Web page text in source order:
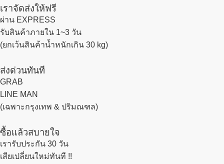
เราจัดส่งให้ฟรี
ผ่าน EXPRESS
รับสินค้าภายใน 1~3 วัน
(ยกเว้นสินค้าน้ำหนักเกิน 30 kg)
ส่งด่วนทันที
GRAB
LINE MAN
(เฉพาะกรุงเทพ & ปริมณฑล)
ซื้อแล้วสบายใจ
เรารับประกัน 30 วัน
เสียเปลี่ยนใหม่ทันที !!